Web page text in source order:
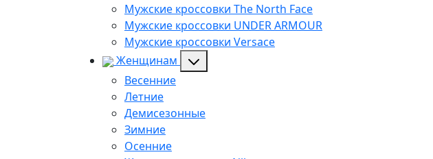
Мужские кроссовки The North Face
Мужские кроссовки UNDER ARMOUR
Мужские кроссовки Versace
Женщинам
Весенние
Летние
Демисезонные
Зимние
Осенние